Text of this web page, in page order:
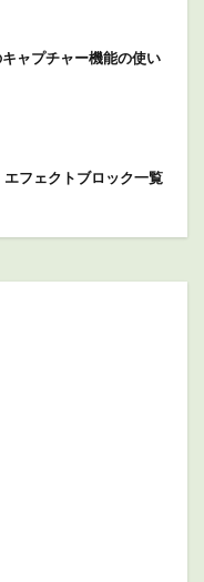
ャプチャー機能の使い
フェクトブロック一覧